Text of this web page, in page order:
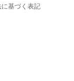
基づく表記